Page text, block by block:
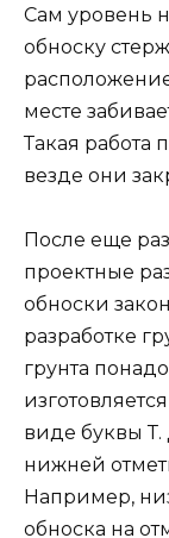
Сам уровень
обноску
месте
Такая работа
везде они
После еще
проектные
обноски
разработке
грунта
виде буквы
нижней
Например,
обноска на